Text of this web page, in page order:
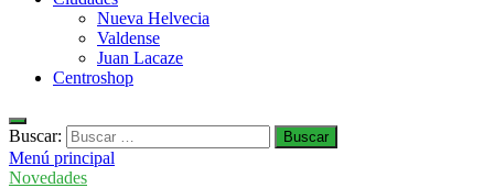
Nueva Helvecia
Valdense
Juan Lacaze
Centroshop
Buscar:
Menú principal
Novedades